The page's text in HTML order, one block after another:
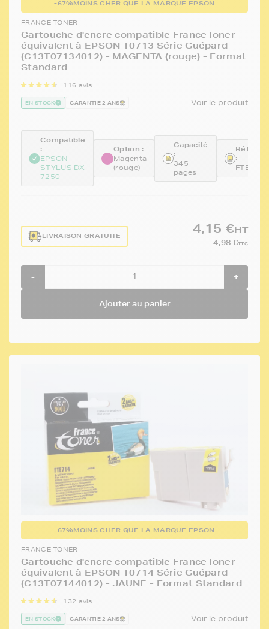
-67%MOINS CHER QUE LA MARQUE EPSON
FRANCE TONER
Cartouche d'encre compatible FranceToner
équivalent à EPSON T0713 Série Guépard
(C13T07134012) - MAGENTA (rouge) - Format
Standard
116 avis
EN STOCK GARANTIE 2 ANS Voir le produit
Compatible
:
EPSON
STYLUS DX
7250
Option :
Magenta
(rouge)
Capacité
:
345
pages
:
FTE713
LIVRAISON GRATUITE
4,15 €HT
4,98 €TTC
- +
Ajouter au panier
-67%MOINS CHER QUE LA MARQUE EPSON
FRANCE TONER
Cartouche d'encre compatible FranceToner
équivalent à EPSON T0714 Série Guépard
(C13T07144012) - JAUNE - Format Standard
132 avis
EN STOCK GARANTIE 2 ANS Voir le produit